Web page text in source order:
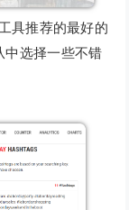
具推荐的最好的
中选择一些不错